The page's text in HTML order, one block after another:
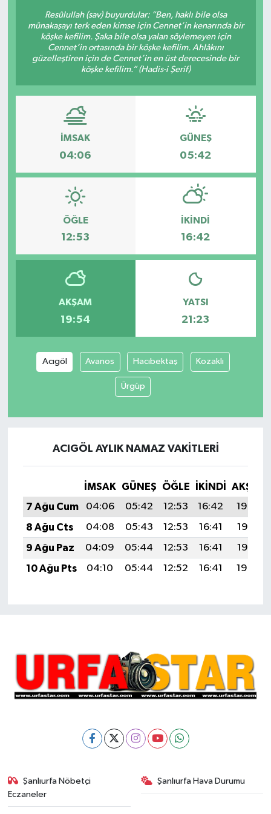
Resûlullah (sav) buyurdular: “Ben, haklı bile olsa
münakaşayı terk eden kimse için Cennet’in kenarında bir
köşke kefilim. Şaka bile olsa yalan söylemeyen için
Cennet’in ortasında bir köşke kefilim. Ahlâkını
güzelleştiren için de Cennet’in en üst derecesinde bir
köşke kefilim.” (Hadis-i Şerif)
İMSAK
04:06
GÜNEŞ
05:42
ÖĞLE
12:53
İKINDI
16:42
AKŞAM
19:54
YATSI
21:23
Acıgöl Avanos Hacıbektaş Kozaklı
Ürgüp
ACIGÖL AYLIK NAMAZ VAKITLERI
İMSAK GÜNEŞ ÖĞLE İKINDI
AKŞAM
7 Ağu Cum
04:06 05:42 12:53 16:42
19:54
8 Ağu Cts
04:08 05:43 12:53 16:41
19:53
9 Ağu Paz
04:09 05:44 12:53 16:41
19:52
10 Ağu Pts
04:10 05:44 12:52 16:41 19:50
Şanlıurfa Nöbetçi
Eczaneler
Şanlıurfa Hava Durumu